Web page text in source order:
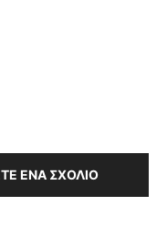
ΈΝΑ ΣΧΌΛΙΟ